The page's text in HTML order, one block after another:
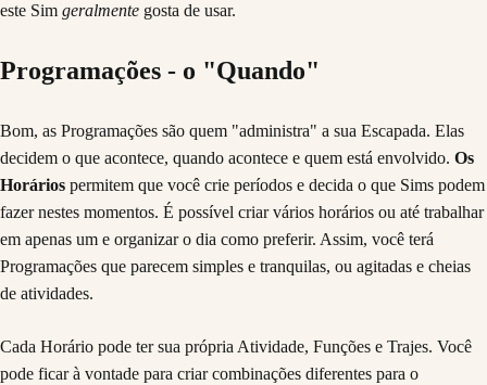
este Sim geralmente gosta de usar.
Programações - o "Quando"
Bom, as Programações são quem "administra" a sua Escapada. Elas
decidem o que acontece, quando acontece e quem está envolvido. Os
Horários permitem que você crie períodos e decida o que Sims podem
fazer nestes momentos. É possível criar vários horários ou até trabalhar
em apenas um e organizar o dia como preferir. Assim, você terá
Programações que parecem simples e tranquilas, ou agitadas e cheias
de atividades.
Cada Horário pode ter sua própria Atividade, Funções e Trajes. Você
pode ficar à vontade para criar combinações diferentes para o